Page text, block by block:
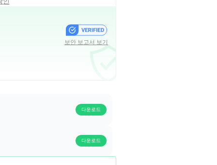
보안 보고서 보기
다운로드
다운로드